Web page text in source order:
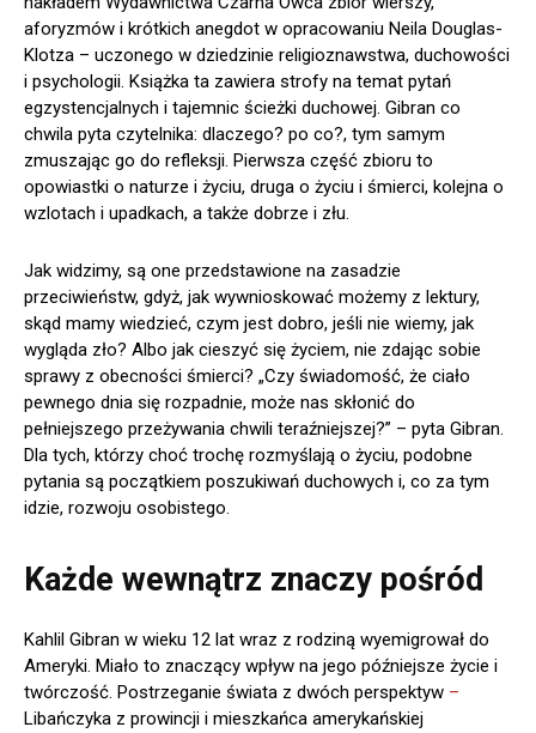
aforyzmów i krótkich anegdot w opracowaniu Neila Douglas-
Klotza – uczonego w dziedzinie religioznawstwa, duchowości
i psychologii. Książka ta zawiera strofy na temat pytań
egzystencjalnych i tajemnic ścieżki duchowej. Gibran co
chwila pyta czytelnika: dlaczego? po co?, tym samym
zmuszając go do refleksji. Pierwsza część zbioru to
opowiastki o naturze i życiu, druga o życiu i śmierci, kolejna o
wzlotach i upadkach, a także dobrze i złu.
Jak widzimy, są one przedstawione na zasadzie
przeciwieństw, gdyż, jak wywnioskować możemy z lektury,
skąd mamy wiedzieć, czym jest dobro, jeśli nie wiemy, jak
wygląda zło? Albo jak cieszyć się życiem, nie zdając sobie
sprawy z obecności śmierci? „Czy świadomość, że ciało
pewnego dnia się rozpadnie, może nas skłonić do
pełniejszego przeżywania chwili teraźniejszej?” – pyta Gibran.
Dla tych, którzy choć trochę rozmyślają o życiu, podobne
pytania są początkiem poszukiwań duchowych i, co za tym
idzie, rozwoju osobistego.
Każde wewnątrz znaczy pośród
Kahlil Gibran w wieku 12 lat wraz z rodziną wyemigrował do
Ameryki. Miało to znaczący wpływ na jego późniejsze życie i
twórczość. Postrzeganie świata z dwóch perspektyw –
Libańczyka z prowincji i mieszkańca amerykańskiej